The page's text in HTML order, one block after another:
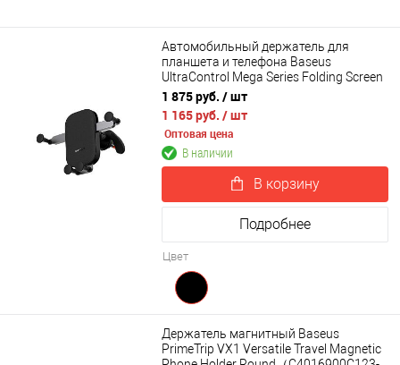
Автомобильный держатель для
планшета и телефона Baseus
UltraControl Mega Series Folding Screen
Phone Car Mount (C40465400111-00)
1 875 руб. / шт
1 165 руб. / шт
Оптовая цена
В наличии
В корзину
Подробнее
Цвет
Держатель магнитный Baseus
PrimeTrip VX1 Versatile Travel Magnetic